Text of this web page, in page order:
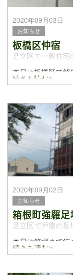
2020年09月03日
お知らせ
板橋区仲宿
足立区で一般住宅
本日は板橋区で解
午後はシートを貼
続きを読む>
2020年09月02日
お知らせ
箱根町強羅足
足立区で戸建の足
本日は箱根まで行
続きを読む>